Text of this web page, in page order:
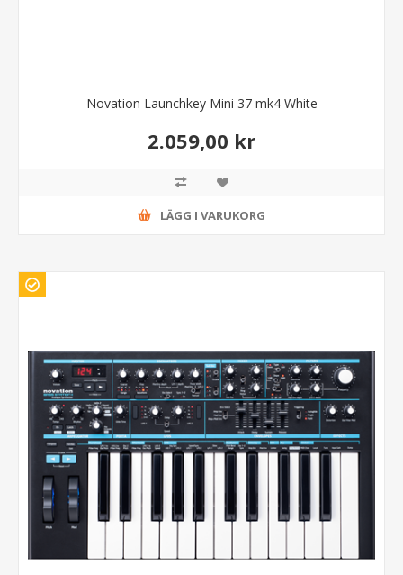
Novation Launchkey Mini 37 mk4 White
2.059,00 kr
LÄGG I VARUKORG